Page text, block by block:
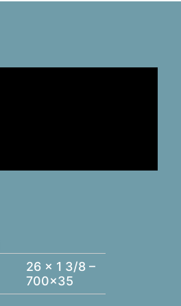
26 x 1 3/8 –
700x35